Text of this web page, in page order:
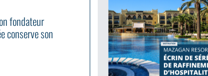
fondateur
conserve son